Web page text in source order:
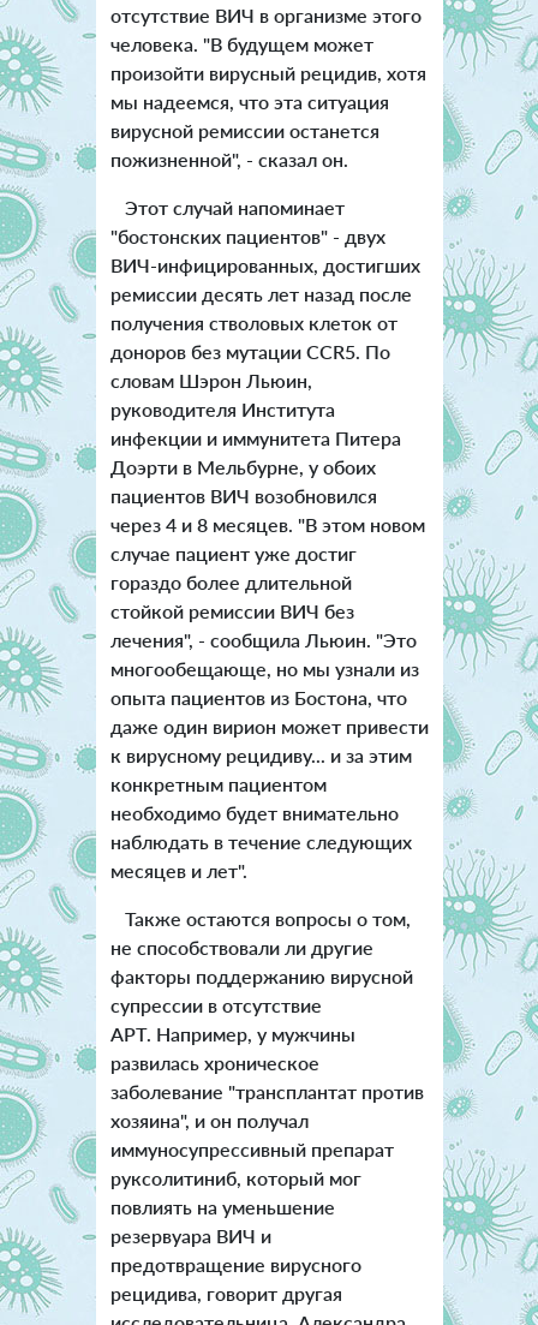
отсутствие ВИЧ в организме этого
человека. "В будущем может
произойти вирусный рецидив, хотя
мы надеемся, что эта ситуация
вирусной ремиссии останется
пожизненной", - сказал он.
Этот случай напоминает
"бостонских пациентов" - двух
ВИЧ-инфицированных, достигших
ремиссии десять лет назад после
получения стволовых клеток от
доноров без мутации CCR5. По
словам Шэрон Льюин,
руководителя Института
инфекции и иммунитета Питера
Доэрти в Мельбурне, у обоих
пациентов ВИЧ возобновился
через 4 и 8 месяцев. "В этом новом
случае пациент уже достиг
гораздо более длительной
стойкой ремиссии ВИЧ без
лечения", - сообщила Льюин. "Это
многообещающе, но мы узнали из
опыта пациентов из Бостона, что
даже один вирион может привести
к вирусному рецидиву... и за этим
конкретным пациентом
необходимо будет внимательно
наблюдать в течение следующих
месяцев и лет".
Также остаются вопросы о том,
не способствовали ли другие
факторы поддержанию вирусной
супрессии в отсутствие
АРТ. Например, у мужчины
развилась хроническое
заболевание "трансплантат против
хозяина", и он получал
иммуносупрессивный препарат
руксолитиниб, который мог
повлиять на уменьшение
резервуара ВИЧ и
предотвращение вирусного
рецидива, говорит другая